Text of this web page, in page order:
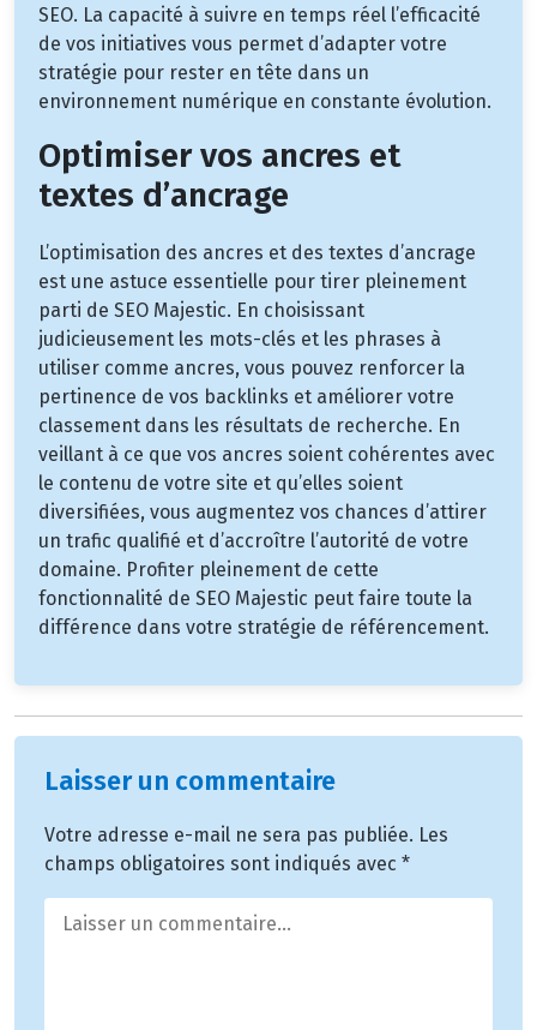
SEO. La capacité à suivre en temps réel l’efficacité
de vos initiatives vous permet d’adapter votre
stratégie pour rester en tête dans un
environnement numérique en constante évolution.
Optimiser vos ancres et
textes d’ancrage
L’optimisation des ancres et des textes d’ancrage
est une astuce essentielle pour tirer pleinement
parti de SEO Majestic. En choisissant
judicieusement les mots-clés et les phrases à
utiliser comme ancres, vous pouvez renforcer la
pertinence de vos backlinks et améliorer votre
classement dans les résultats de recherche. En
veillant à ce que vos ancres soient cohérentes avec
le contenu de votre site et qu’elles soient
diversifiées, vous augmentez vos chances d’attirer
un trafic qualifié et d’accroître l’autorité de votre
domaine. Profiter pleinement de cette
fonctionnalité de SEO Majestic peut faire toute la
différence dans votre stratégie de référencement.
Laisser un commentaire
Votre adresse e-mail ne sera pas publiée. Les
champs obligatoires sont indiqués avec *